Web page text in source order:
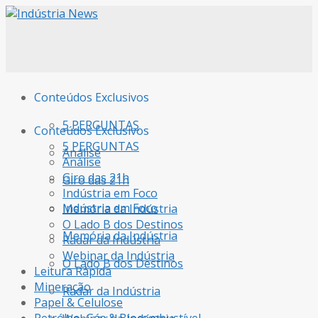
Conteúdos Exclusivos
5 PERGUNTAS
Análise
Giro das 21h
Indústria em Foco
Memória da Indústria
O Lado B dos Destinos
Radar da Indústria
Conteúdos Exclusivos
5 PERGUNTAS
Análise
Giro das 21h
Indústria em Foco
Memória da Indústria
O Lado B dos Destinos
Radar da Indústria
Webinar da Indústria
Leitura Rápida
Mineração
Papel & Celulose